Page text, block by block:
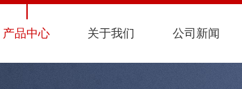
产品中心 关于我们 公司新闻